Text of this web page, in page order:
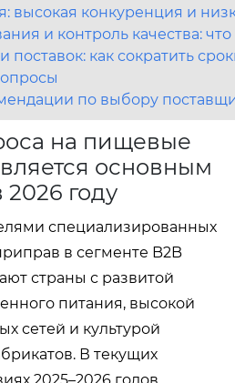
высокая конкуренция и
и контроль качества:
поставок: как сократить
по выбору
на пищевые
основным
2026 году
специализированных
в сегменте B2B
страны с развитой
питания, высокой
сетей и культурой
В текущих
2025–2026 годов